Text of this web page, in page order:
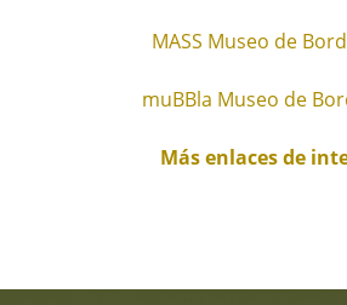
MASS Museo de
muBBla Museo de
Más enlaces de